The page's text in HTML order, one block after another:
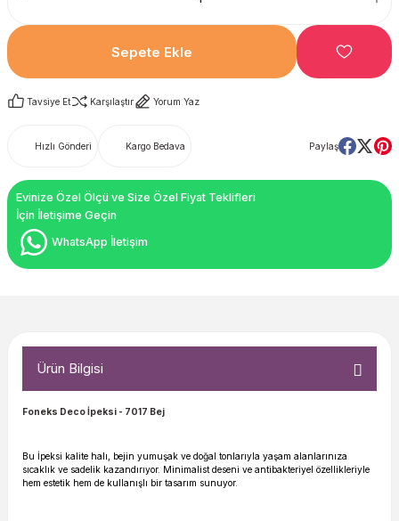
Sepete Ekle
Tavsiye Et Karşılaştır Yorum Yaz
Hızlı Gönderi Kargo Bedava Paylaş
Evinize Özel Ölçü ve Size Özel Fiyat Teklifleri
İçin İletişime Geçin
WhatsApp İletişim
Ürün Bilgisi
Foneks Deco İpeksi - 7017 Bej
Bu İpeksi kalite halı, bejin yumuşak ve doğal tonlarıyla yaşam alanlarınıza
sıcaklık ve sadelik kazandırıyor. Minimalist deseni ve antibakteriyel özellikleriyle
hem estetik hem de kullanışlı bir tasarım sunuyor.